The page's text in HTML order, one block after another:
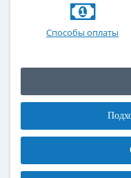
Способы оплаты